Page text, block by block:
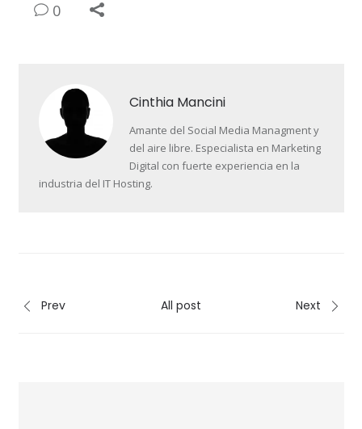
0
Cinthia Mancini
Amante del Social Media Managment y
del aire libre. Especialista en Marketing
Digital con fuerte experiencia en la
industria del IT Hosting.
Prev All post Next